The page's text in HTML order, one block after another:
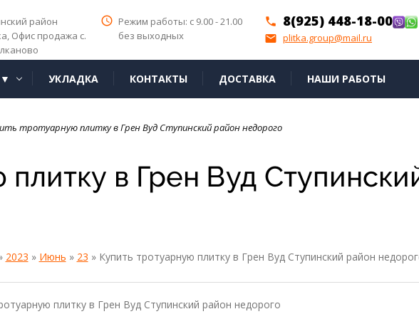
район
Офис продажа с.
access_time Режим работы: с 9.00 - 21.00
без выходных
phone 8(925) 448-18-00
email plitka.group@mail.ru
УКЛАДКА КОНТАКТЫ ДОСТАВКА НАШИ РАБОТЫ
тротуарную плитку в Грен Вуд Ступинский район недорого
плитку в Грен Вуд
2023 » Июнь » 23 » Купить тротуарную плитку в Грен Вуд Ступинский район
плитку в Грен Вуд Ступинский район недорого